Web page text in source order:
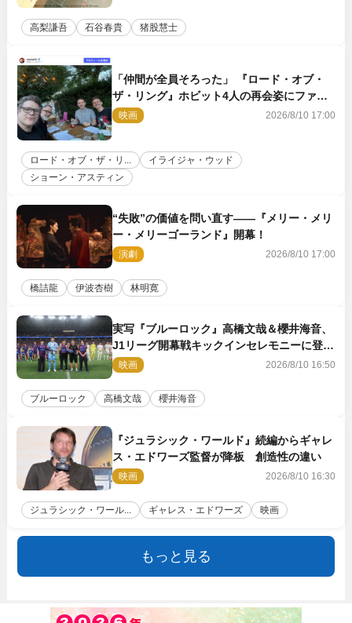
高梨謙吾 石谷春貴 猪股慧士
「仲間が全員そろった」 『ロード・オブ・
ザ・リング』ホビット4人の再会姿にファン
感激
映画 2026/8/10 17:00
ロード・オブ・ザ・リ...
イライジャ・ウッド
ショーン・アスティン
“失敗”の価値を問い直す――『メリー・メリ
ー・メリーゴーランド』開幕！
演劇 2026/8/10 17:00
橋詰龍 伊波杏樹 林明寛
実写『ブルーロック』高橋文哉＆櫻井海音、
J1リーグ開幕戦キックインセレモニーに登場
＆喜びの声到着
映画 2026/8/10 16:50
ブルーロック 高橋文哉 櫻井海音
『ジュラシック・ワールド』続編からギャレ
ス・エドワーズ監督が降板 創造性の違い
映画 2026/8/10 16:30
ジュラシック・ワール... ギャレス・エドワーズ 映画
もっと見る